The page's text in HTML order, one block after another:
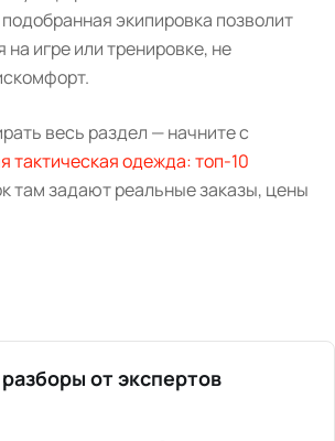
экипировка позволит
игре или тренировке, не
весь раздел — начните с
тактическая одежда: топ-10
там задают реальные заказы, цены
от экспертов